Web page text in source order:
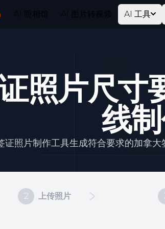
AI 照相馆 AI 图片转视频 AI 工具
照片尺寸
线
证照片制作工具生成符合要求的加拿
2 上传照片